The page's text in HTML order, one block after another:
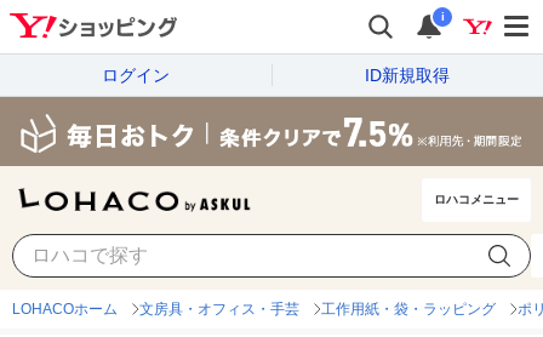
i
ログイン ID新規取得
ロハコメニュー
LOHACOホーム 文房具・オフィス・手芸 工作用紙・袋・ラッピング ポ